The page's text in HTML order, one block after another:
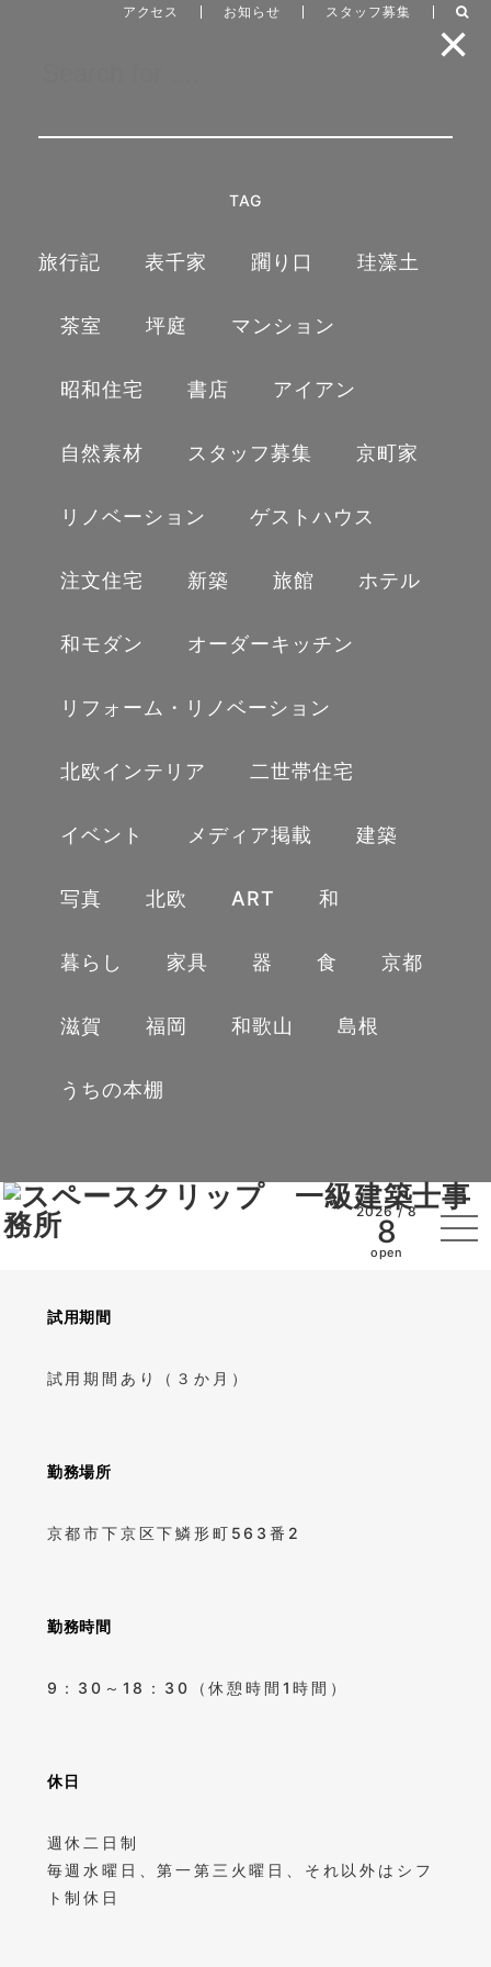
アクセス お知らせ スタッフ募集
TAG
旅行記 表千家 躙り口 珪藻土
茶室 坪庭 マンション
昭和住宅 書店 アイアン
自然素材 スタッフ募集 京町家
リノベーション ゲストハウス
注文住宅 新築 旅館 ホテル
和モダン オーダーキッチン
リフォーム・リノベーション
北欧インテリア 二世帯住宅
イベント メディア掲載 建築
写真 北欧 ART 和
暮らし 家具 器 食 京都
滋賀 福岡 和歌山 島根
うちの本棚
2026 / 8
8
open
写真撮影を行い、パソコン上で写真の明るさや色味を
ク製本を専門業者へ依頼して、仕上がった成果品と写
は以下の通りです。
【主な仕事内容】
建築物の撮影における補助業務
撮影した写真のデータ整理および編集作業
必要に応じてレタッチ作業を実施
撮影機材の準備及び管理
クライアントとのコミュニケーションや打ち合わせ
ら、高品質なビジュアルコンテンツを提供することが
求められます。
試用期間
試用期間あり（３か月）
勤務場所
京都市下京区下鱗形町563番2
勤務時間
9：30～18：30（休憩時間1時間）
休日
週休二日制
毎週水曜日、第一第三火曜日、それ以外はシフ
ト制休日